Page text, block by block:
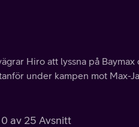
Hiro att lyssna på
under kampen mot Max-
av 25 Avsnitt